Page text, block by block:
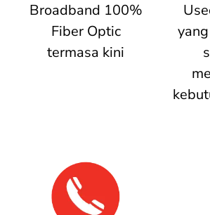
Broadband 100%
Fiber Optic
termasa kini